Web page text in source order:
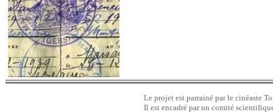
Le projet est parrainé par le cinéaste
Il est encadré par un comité